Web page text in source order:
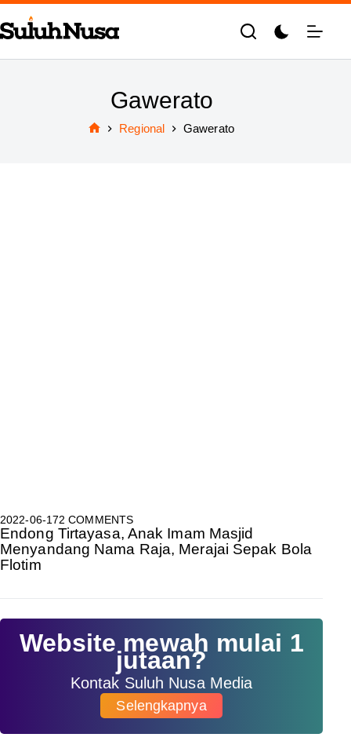
Skip
to
content
Gawerato
Regional Gawerato
2022-06-172 COMMENTS
Endong Tirtayasa, Anak Imam Masjid
Menyandang Nama Raja, Merajai Sepak Bola
Flotim
Website mewah mulai 1
jutaan?
Kontak Suluh Nusa Media
Selengkapnya